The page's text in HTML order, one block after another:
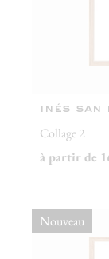
inés san
Collage 2
à partir de
Nouveau